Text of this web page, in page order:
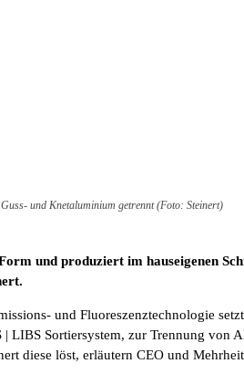
und Knetaluminium getrennt (Foto: Steinert)
und produziert im hauseigenen
und Fluoreszenztechnologie
Sortiersystem, zur Trennung von
diese löst, erläutern CEO und